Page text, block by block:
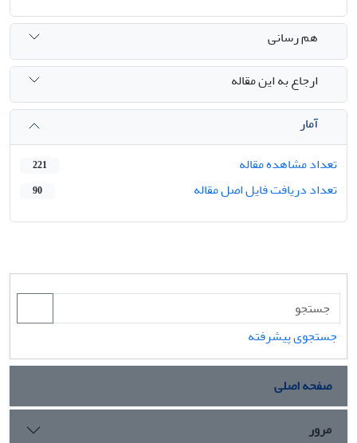
هم رسانی
ارجاع به این مقاله
آمار
تعداد مشاهده مقاله
221
تعداد دریافت فایل اصل مقاله 90
جستجوی پیشرفته
صفحه اصلی
مرور